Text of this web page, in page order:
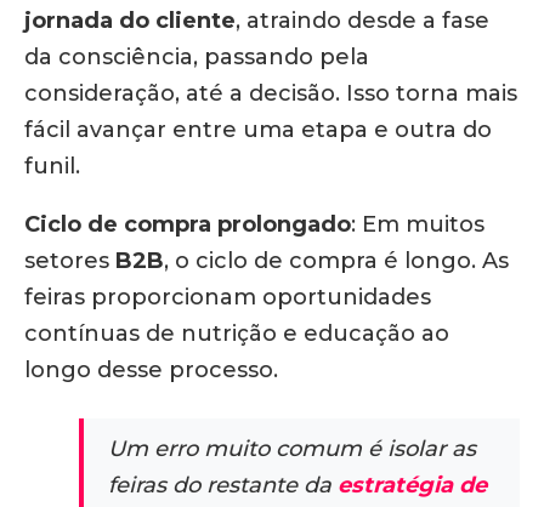
jornada do cliente, atraindo desde a fase
da consciência, passando pela
consideração, até a decisão. Isso torna mais
fácil avançar entre uma etapa e outra do
funil.
Ciclo de compra prolongado: Em muitos
setores B2B, o ciclo de compra é longo. As
feiras proporcionam oportunidades
contínuas de nutrição e educação ao
longo desse processo.
Um erro muito comum é isolar as
feiras do restante da estratégia de